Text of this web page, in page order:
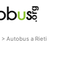
>Autobus a Rieti